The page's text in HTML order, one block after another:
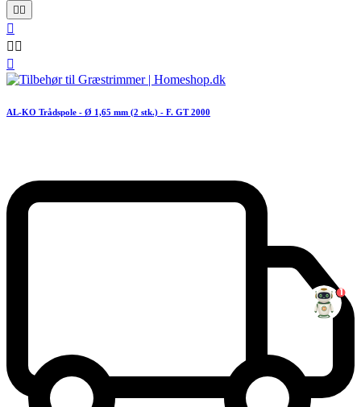


 

AL-KO Trådspole - Ø 1,65 mm (2 stk.) - F. GT 2000
1